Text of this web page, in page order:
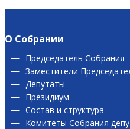
О Собрании
Председатель Собрания
Заместители
Депутаты
Президиум
Состав и структура
Комитеты Собрания